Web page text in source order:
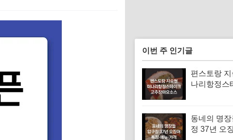
이번 주 인기글
편스토랑
나리항정스
동네의 명
정 37년 오